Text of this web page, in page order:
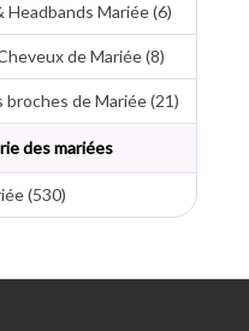
Mariée (6)
de Mariée (8)
de Mariée (21)
des mariées
(530)